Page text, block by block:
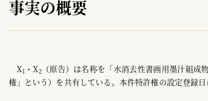
事実の概要
X1 ・X2（原告）は名称を「水消去性書画用墨汁組成
権」という）を共有している。本件特許権の設定登録日